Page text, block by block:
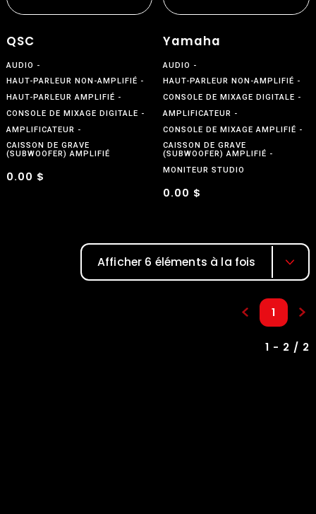
QSC
AUDIO
HAUT-PARLEUR NON-AMPLIFIÉ
HAUT-PARLEUR AMPLIFIÉ
CONSOLE DE MIXAGE DIGITALE
AMPLIFICATEUR
CAISSON DE GRAVE
(SUBWOOFER) AMPLIFIÉ
0.00 $
Yamaha
AUDIO
HAUT-PARLEUR NON-AMPLIFIÉ
CONSOLE DE MIXAGE DIGITALE
AMPLIFICATEUR
CONSOLE DE MIXAGE AMPLIFIÉ
CAISSON DE GRAVE
(SUBWOOFER) AMPLIFIÉ
MONITEUR STUDIO
0.00 $
Afficher 6 éléments à la fois
1
1 - 2 / 2